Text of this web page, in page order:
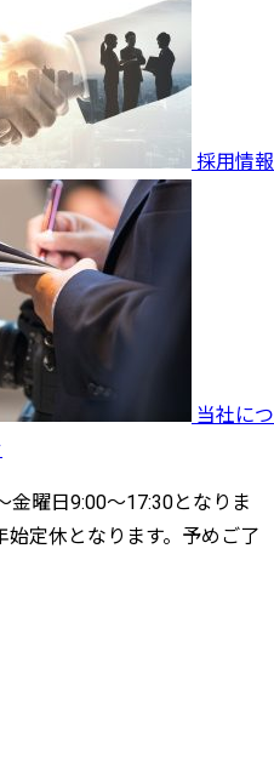
採用情報
当社につ
金曜日9:00～17:30となりま
始定休となります。予めご了